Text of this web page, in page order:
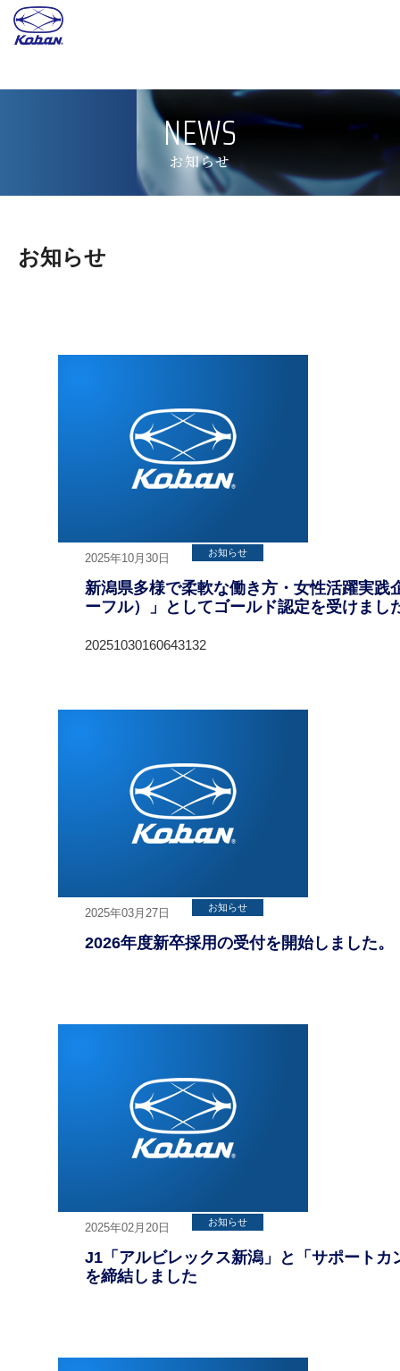
NEWS
お知らせ
お知らせ
2025年10月30日 お知らせ
新潟県多様で柔軟な働き方・女性活躍実践
ーフル）」としてゴールド認定を受けまし
20251030160643132
2025年03月27日 お知らせ
2026年度新卒採用の受付を開始しました。
2025年02月20日 お知らせ
J1「アルビレックス新潟」と「サポートカ
を締結しました